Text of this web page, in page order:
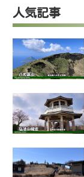
人気記事